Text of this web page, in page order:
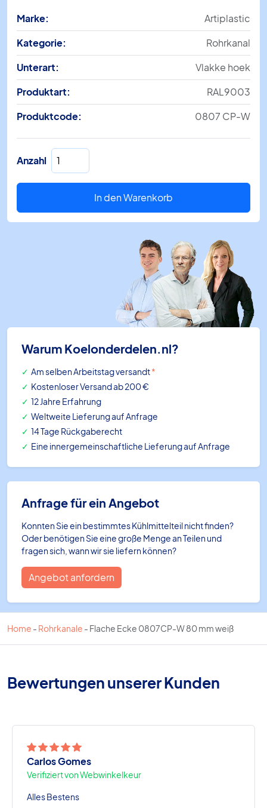
Marke:
Artiplastic
Kategorie:
Rohrkanal
Unterart:
Vlakke hoek
Produktart:
RAL9003
Produktcode:
0807 CP-W
Anzahl Flache
Ecke
0807CP-
80
mm
In den Warenkorb
Warum Koelonderdelen.nl?
Am selben Arbeitstag versandt*
Kostenloser Versand ab 200 €
12 Jahre Erfahrung
Weltweite Lieferung auf Anfrage
14 Tage Rückgaberecht
Eine innergemeinschaftliche Lieferung auf Anfrage
Anfrage für ein Angebot
Konnten Sie ein bestimmtes Kühlmittelteil nicht finden?
Oder benötigen Sie eine große Menge an Teilen und
fragen sich, wann wir sie liefern können?
Angebot anfordern
Home - Rohrkanale - Flache Ecke 0807CP-W 80 mm weiß
Bewertungen unserer Kunden
Carlos Gomes
Verifiziert von Webwinkelkeur
Alles Bestens